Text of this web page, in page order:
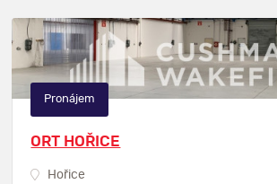
ORT HOŘICE
Hořice
Pronájem